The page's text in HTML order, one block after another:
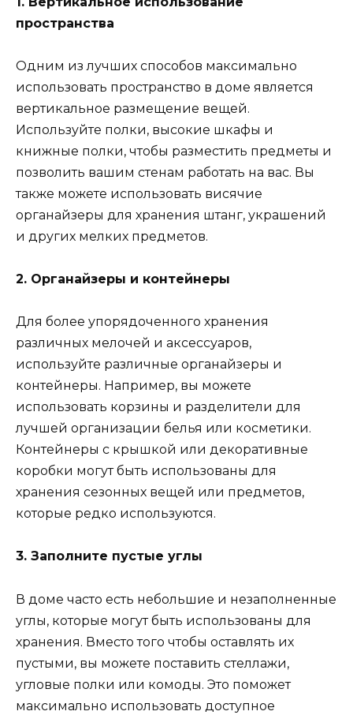
пространства
Одним из лучших способов максимально
использовать пространство в доме является
вертикальное размещение вещей.
Используйте полки, высокие шкафы и
книжные полки, чтобы разместить предметы и
позволить вашим стенам работать на вас. Вы
также можете использовать висячие
органайзеры для хранения штанг, украшений
и других мелких предметов.
2. Органайзеры и контейнеры
Для более упорядоченного хранения
различных мелочей и аксессуаров,
используйте различные органайзеры и
контейнеры. Например, вы можете
использовать корзины и разделители для
лучшей организации белья или косметики.
Контейнеры с крышкой или декоративные
коробки могут быть использованы для
хранения сезонных вещей или предметов,
которые редко используются.
3. Заполните пустые углы
В доме часто есть небольшие и незаполненные
углы, которые могут быть использованы для
хранения. Вместо того чтобы оставлять их
пустыми, вы можете поставить стеллажи,
угловые полки или комоды. Это поможет
максимально использовать доступное